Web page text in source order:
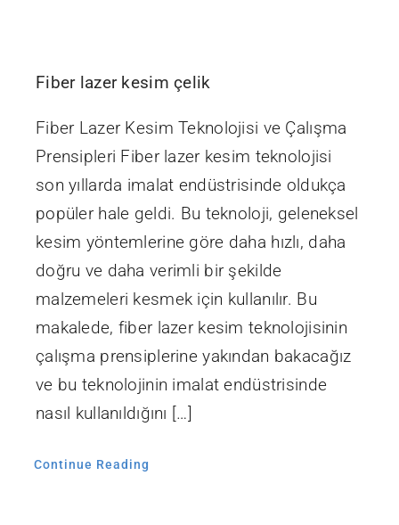
Fiber lazer kesim çelik
Fiber Lazer Kesim Teknolojisi ve Çalışma
Prensipleri Fiber lazer kesim teknolojisi
son yıllarda imalat endüstrisinde oldukça
popüler hale geldi. Bu teknoloji, geleneksel
kesim yöntemlerine göre daha hızlı, daha
doğru ve daha verimli bir şekilde
malzemeleri kesmek için kullanılır. Bu
makalede, fiber lazer kesim teknolojisinin
çalışma prensiplerine yakından bakacağız
ve bu teknolojinin imalat endüstrisinde
nasıl kullanıldığını […]
Continue Reading